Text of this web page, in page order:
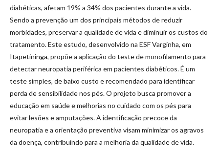
diabéticas, afetam 19% a 34% dos pacientes durante a vida.
Sendo a prevenção um dos principais métodos de reduzir
morbidades, preservar a qualidade de vida e diminuir os custos do
tratamento. Este estudo, desenvolvido na ESF Varginha, em
Itapetininga, propõe a aplicação do teste de monofilamento para
detectar neuropatia periférica em pacientes diabéticos. É um
teste simples, de baixo custo e recomendado para identificar
perda de sensibilidade nos pés. O projeto busca promover a
educação em saúde e melhorias no cuidado com os pés para
evitar lesões e amputações. A identificação precoce da
neuropatia e a orientação preventiva visam minimizar os agravos
da doença, contribuindo para a melhoria da qualidade de vida.